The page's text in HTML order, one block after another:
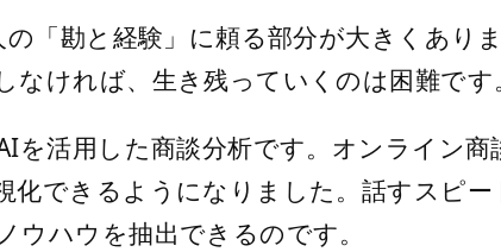
「勘と経験」に頼る部分が大きくあり
ければ、生き残っていくのは困難です
を活用した商談分析です。オンライン
化できるようになりました。話すスピ
ウハウを抽出できるのです。